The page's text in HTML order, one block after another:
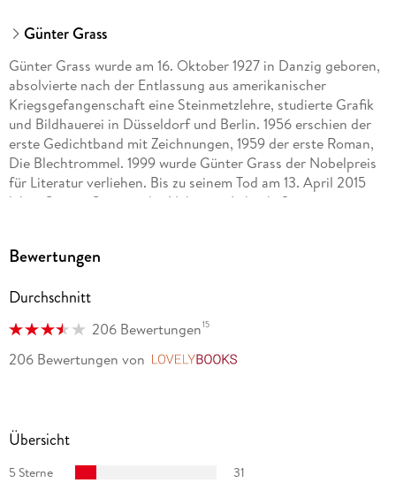
Günter Grass
Günter Grass wurde am 16. Oktober 1927 in Danzig geboren,
absolvierte nach der Entlassung aus amerikanischer
Kriegsgefangenschaft eine Steinmetzlehre, studierte Grafik
und Bildhauerei in Düsseldorf und Berlin. 1956 erschien der
erste Gedichtband mit Zeichnungen, 1959 der erste Roman,
Die Blechtrommel. 1999 wurde Günter Grass der Nobelpreis
für Literatur verliehen. Bis zu seinem Tod am 13. April 2015
lebte Günter Grass in der Nähe von Lübeck. Sein gesamtes
Bewertungen
Durchschnitt
206 Bewertungen15
206 Bewertungen von
Übersicht
5 Sterne
31